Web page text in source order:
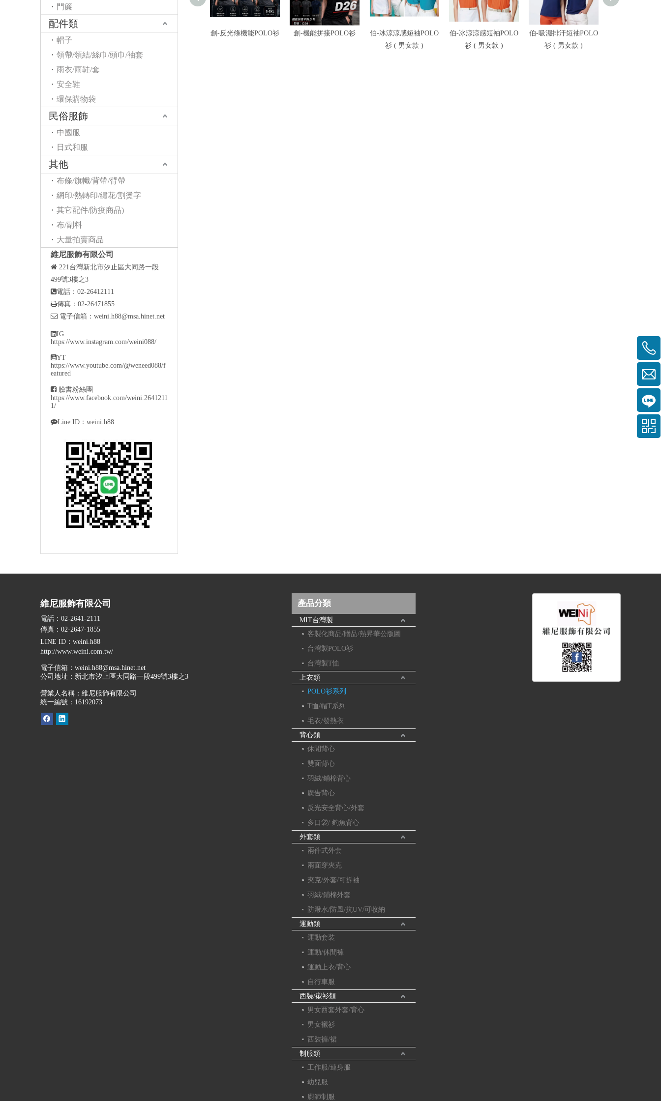
門簾
配件類
帽子
領帶/領結/絲巾/頭巾/袖套
雨衣/雨鞋/套
安全鞋
環保購物袋
民俗服飾
中國服
日式和服
其他
布條/旗幟/背帶/臂帶
網印/熱轉印/繡花/割燙字
其它配件/防疫商品)
布/副料
大量拍賣商品
維尼服飾有限公司
 221台灣新北市汐止區大同路一段
499號3樓之3
電話：02-26412111
傳真：02-26471855
 電子信箱： weini.h88@msa.hinet.net
IG
https://www.instagram.com/weini088/
YT
https://www.youtube.com/@weneed088/f
eatured
 臉書粉絲團
https://www.facebook.com/weini.2641211
1/
Line ID：weini.h88
創-反光條機能POLO衫 創-機能拼接POLO衫
伯-冰涼涼感短袖POLO
衫 ( 男女款 )
伯-冰涼涼感短袖POLO
衫 ( 男女款 )
伯-吸濕排汗短袖POLO
衫 ( 男女款 )
維尼服飾有限公司
電話：02-2641-2111
傳真：02-2647-1855
LINE ID ：weini.h88
http://www.weini.com.tw/
電子信箱： weini.h88@msa.hinet.net
公司地址： 新北市汐止區大同路一段499號3樓之3
營業人名稱：維尼服飾有限公司
統一編號：16192073
產品分類
MIT台灣製
客製化商品/贈品/熱昇華公版圖
台灣製POLO衫
台灣製T恤
上衣類
POLO衫系列
T恤/帽T系列
毛衣/發熱衣
背心類
休閒背心
雙面背心
羽絨/鋪棉背心
廣告背心
反光安全背心/外套
多口袋/ 釣魚背心
外套類
兩件式外套
兩面穿夾克
夾克/外套/可拆袖
羽絨/鋪棉外套
防潑水/防風/抗UV/可收納
運動類
運動套裝
運動/休閒褲
運動上衣/背心
自行車服
西裝/襯衫類
男女西套外套/背心
男女襯衫
西裝褲/裙
制服類
工作服/連身服
幼兒服
廚師制服